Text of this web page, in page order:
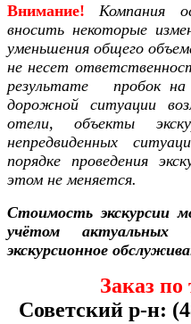
Внимание!
Компания
вносить некоторые
уменьшения общего
не несет
результате пробок на
дорожной ситуации
отели, объекты
непредвиденных
порядке проведения
этом не меняется.
Стоимость экскурсии
учётом
экскурсионное
Заказ
Советский р-н: